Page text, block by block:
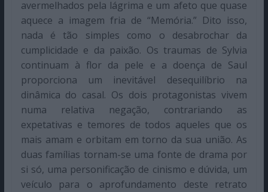
avermelhados pela lágrima e um afeto que quase
aquece a imagem fria de “Memória.” Dito isso,
nada é tão simples como o desabrochar da
cumplicidade e da paixão. Os traumas de Sylvia
continuam à flor da pele e a doença de Saul
proporciona um inevitável desequilíbrio na
dinâmica do casal. Os dois protagonistas vivem
numa relativa negação, contrariando as
expetativas e temores de todos aqueles que os
mais amam e orbitam em torno da sua união. As
duas famílias tornam-se uma fonte de drama por
si só, uma personificação de cinismo e dúvida, um
veículo para o aprofundamento deste retrato